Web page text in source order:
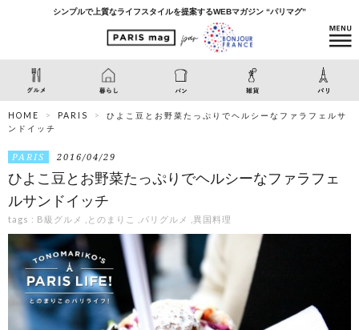
シンプルで上質なライフスタイルを提案するWEBマガジン “パリマグ”
HOME PARIS
ひよこ豆とお野菜たっぷりでヘルシーなファラフェルサ
ンドイッチ
PARIS 2016/04/29
ひよこ豆とお野菜たっぷりでヘルシーなファラフェ
ルサンドイッチ
tags : B級グルメ とのまりこ パリグルメ 異国料理